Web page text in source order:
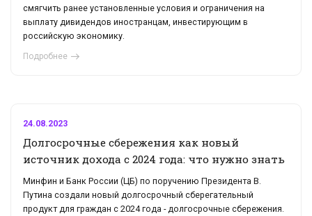
смягчить ранее установленные условия и ограничения на
выплату дивидендов иностранцам, инвестирующим в
российскую экономику.
Подробнее
24.08.2023
Долгосрочные сбережения как новый
источник дохода с 2024 года: что нужно знать
Минфин и Банк России (ЦБ) по поручению Президента В.
Путина создали новый долгосрочный сберегательный
продукт для граждан с 2024 года - долгосрочные сбережения.